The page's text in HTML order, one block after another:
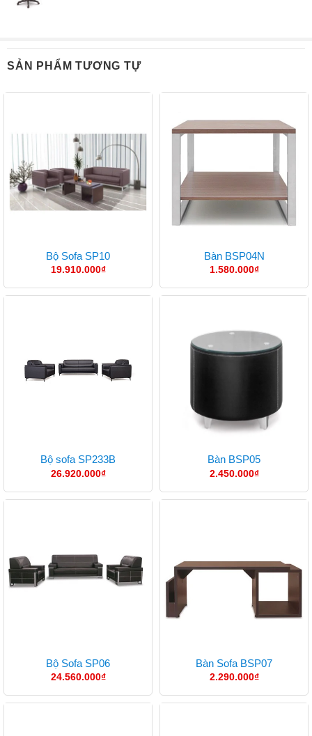
SẢN PHẨM TƯƠNG TỰ
Bộ Sofa SP10
19.910.000₫
Bàn BSP04N
1.580.000₫
Bộ sofa SP233B
26.920.000₫
Bàn BSP05
2.450.000₫
Bộ Sofa SP06
24.560.000₫
Bàn Sofa BSP07
2.290.000₫